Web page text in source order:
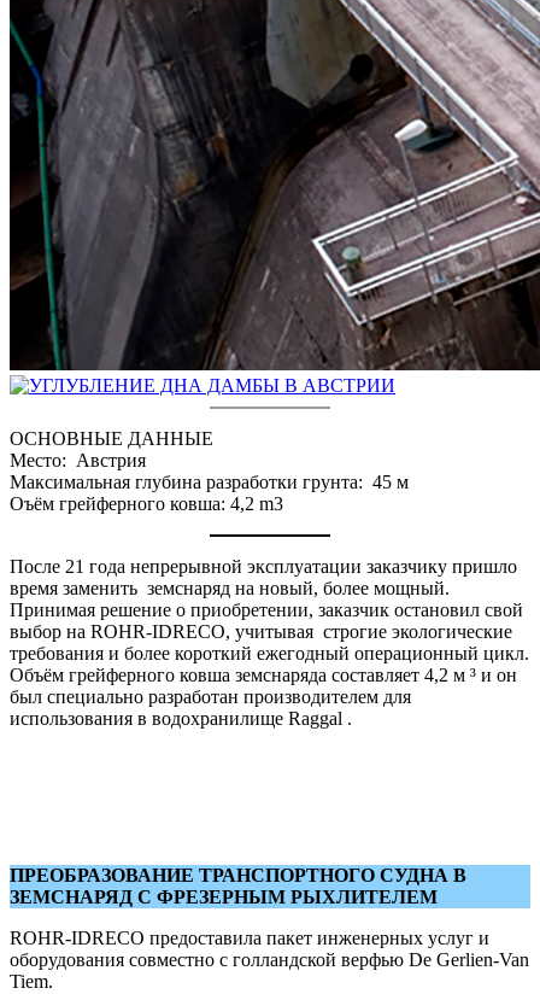
ОСНОВНЫЕ ДАННЫЕ
Место: Австрия
Максимальная глубина разработки грунта: 45 м
Оъём грейферного ковша: 4,2 m3
После 21 года непрерывной эксплуатации заказчику пришло
время заменить земснаряд на новый, более мощный.
Принимая решение о приобретении, заказчик остановил свой
выбор на ROHR-IDRECO, учитывая строгие экологические
требования и более короткий ежегодный операционный цикл.
Объём грейферного ковша земснаряда составляет 4,2 м ³ и он
был специально разработан производителем для
использования в водохранилище Raggal .
ПРЕОБРАЗОВАНИЕ ТРАНСПОРТНОГО СУДНА В
ЗЕМСНАРЯД С ФРЕЗЕРНЫМ РЫХЛИТЕЛЕМ
ROHR-IDRECO предоставила пакет инженерных услуг и
оборудования совместно с голландской верфью De Gerlien-Van
Tiem.